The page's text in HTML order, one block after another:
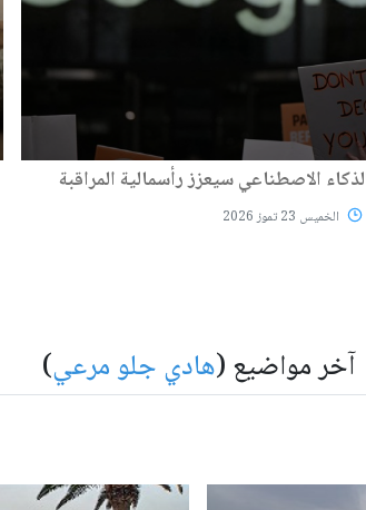
الاصطناعي سيعزز رأسمالية المراقبة
الخميس 23 تموز 2026
آخر مواضيع (هادي جلو مرعي)